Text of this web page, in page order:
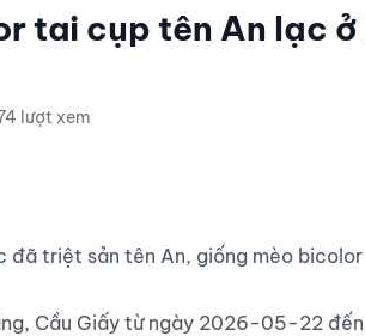
tai cụp tên An lạc ở
lượt xem
Cầu Giấy từ ngày 2026-05-22